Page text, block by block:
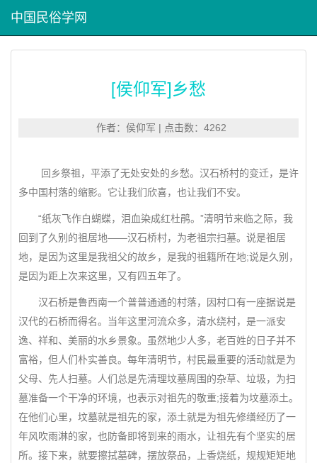
中国民俗学网
[侯仰军]乡愁
作者：侯仰军 | 点击数：4262
回乡祭祖，平添了无处安处的乡愁。汉石桥村的变迁，是许
多中国村落的缩影。它让我们欣喜，也让我们不安。
“纸灰飞作白蝴蝶，泪血染成红杜鹃。”清明节来临之际，我
回到了久别的祖居地——汉石桥村，为老祖宗扫墓。说是祖居
地，是因为这里是我祖父的故乡，是我的祖籍所在地;说是久别，
是因为距上次来这里，又有四五年了。
汉石桥是鲁西南一个普普通通的村落，因村口有一座据说是
汉代的石桥而得名。当年这里河流众多，清水绕村，是一派安
逸、祥和、美丽的水乡景象。虽然地少人多，老百姓的日子并不
富裕，但人们朴实善良。每年清明节，村民最重要的活动就是为
父母、先人扫墓。人们总是先清理坟墓周围的杂草、垃圾，为扫
墓准备一个干净的环境，也表示对祖先的敬重;接着为坟墓添土。
在他们心里，坟墓就是祖先的家，添土就是为祖先修缮经历了一
年风吹雨淋的家，也防备即将到来的雨水，让祖先有个坚实的居
所。接下来，就要擦拭墓碑，摆放祭品，上香烧纸，规规矩矩地